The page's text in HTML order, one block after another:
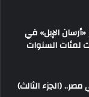
الإبل» في
لمئات السنوات
(الجزء الثالث)